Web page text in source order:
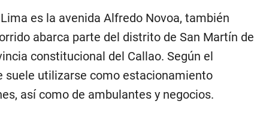
es la avenida Alfredo Novoa, también
abarca parte del distrito de San Martín de
constitucional del Callao. Según el
suele utilizarse como estacionamiento
así como de ambulantes y negocios.